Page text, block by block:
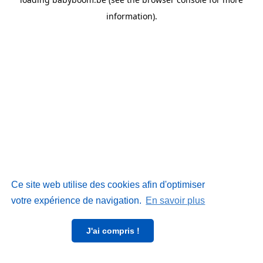
Ce site web utilise des cookies afin d'optimiser
votre expérience de navigation. En savoir plus
J'ai compris !
information).